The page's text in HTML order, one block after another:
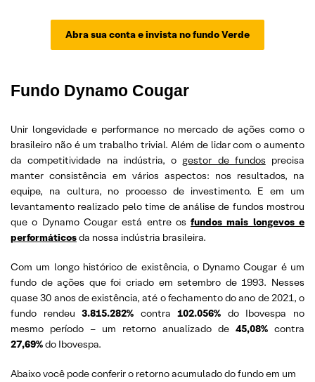
Abra sua conta e invista no fundo Verde
Fundo Dynamo Cougar
Unir longevidade e performance no mercado de ações como o
brasileiro não é um trabalho trivial. Além de lidar com o aumento
da competitividade na indústria, o gestor de fundos precisa
manter consistência em vários aspectos: nos resultados, na
equipe, na cultura, no processo de investimento. E em um
levantamento realizado pelo time de análise de fundos mostrou
que o Dynamo Cougar está entre osfundos mais longevos e
performáticosda nossa indústria brasileira.
Com um longo histórico de existência, o Dynamo Cougar é um
fundo de ações que foi criado em setembro de 1993. Nesses
quase 30 anos de existência, até o fechamento do ano de 2021, o
fundo rendeu3.815.282% contra102.056% do Ibovespa no
mesmo período – um retorno anualizado de 45,08% contra
27,69%do Ibovespa.
Abaixo você pode conferir o retorno acumulado do fundo em um